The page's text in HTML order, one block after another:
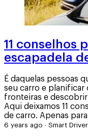
11 conselhos
escapadela
É daquelas pessoas
seu carro e
fronteiras e descobrir
Aqui deixamos 11
de carro. Apenas
6 years ago · Smart Driver